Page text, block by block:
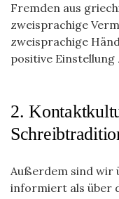
Fremden aus
zweisprachige
zweisprachige
positive
2.
Außerdem sind wir
informiert als über